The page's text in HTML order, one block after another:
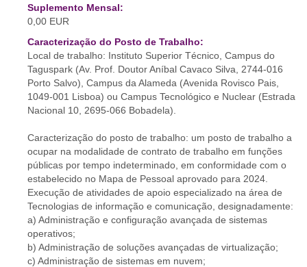
Suplemento Mensal:
0,00 EUR
Caracterização do Posto de Trabalho:
Local de trabalho: Instituto Superior Técnico, Campus do
Taguspark (Av. Prof. Doutor Aníbal Cavaco Silva, 2744-016
Porto Salvo), Campus da Alameda (Avenida Rovisco Pais,
1049-001 Lisboa) ou Campus Tecnológico e Nuclear (Estrada
Nacional 10, 2695-066 Bobadela).
Caracterização do posto de trabalho: um posto de trabalho a
ocupar na modalidade de contrato de trabalho em funções
públicas por tempo indeterminado, em conformidade com o
estabelecido no Mapa de Pessoal aprovado para 2024.
Execução de atividades de apoio especializado na área de
Tecnologias de informação e comunicação, designadamente:
a) Administração e configuração avançada de sistemas
operativos;
b) Administração de soluções avançadas de virtualização;
c) Administração de sistemas em nuvem;